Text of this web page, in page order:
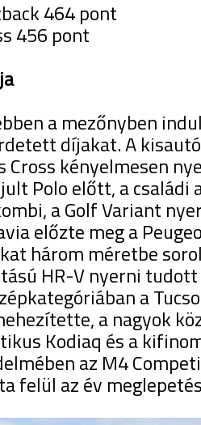
464 pont
456 pont
a mezőnyben
díjakat. A
Cross kényelmesen
Polo előtt, a
a Golf Variant
előzte meg a
három méretbe
HR-V nyerni
a
a nagyok
Kodiaq és a
az M4
felül az év